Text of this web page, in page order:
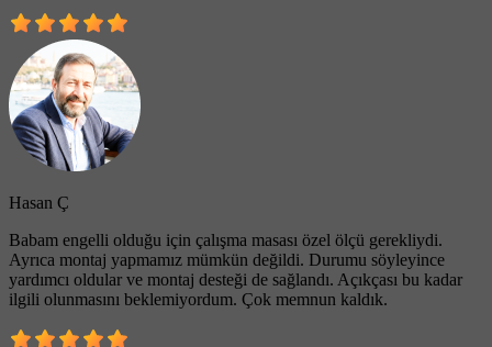
Hasan Ç
Babam engelli olduğu için çalışma masası özel ölçü gerekliydi.
Ayrıca montaj yapmamız mümkün değildi. Durumu söyleyince
yardımcı oldular ve montaj desteği de sağlandı. Açıkçası bu kadar
ilgili olunmasını beklemiyordum. Çok memnun kaldık.